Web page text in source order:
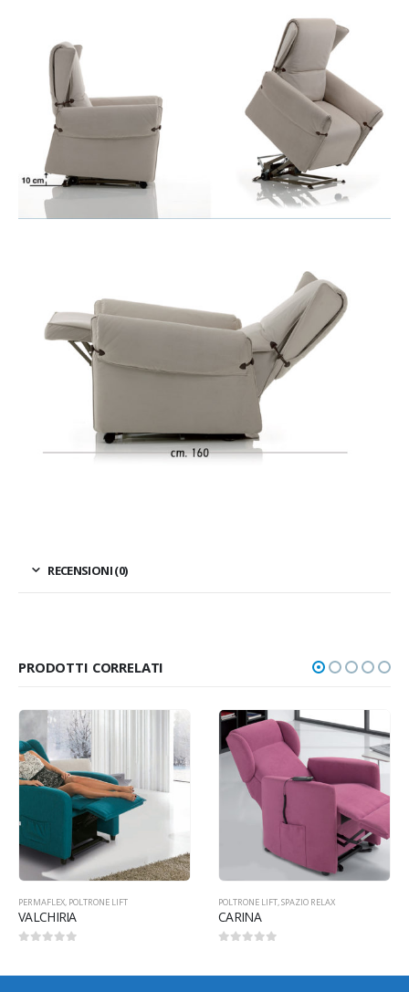
RECENSIONI (0)
PRODOTTI CORRELATI
POLTRONE LIFT , SPAZIO RELAX
CARINA
DIVANO LETTO IL BENESSERE
BOGART
0Su 5